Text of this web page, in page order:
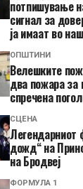
потпишување
сигнал за
ја имаат во
ОПШТИНИ
Велешките
два пожара за
спречена
СЦЕНА
Легендарниот
дожд“ на
на Бродвеј
ФОРМУЛА 1